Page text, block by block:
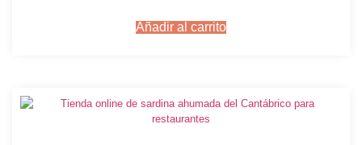
Añadir al carrito